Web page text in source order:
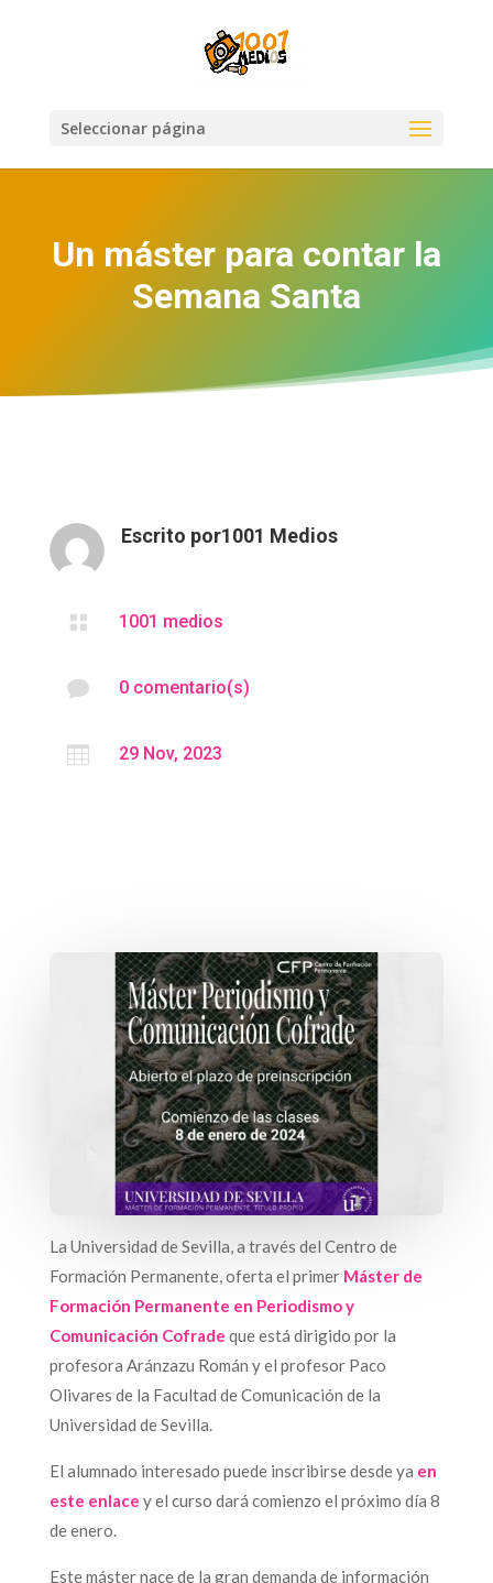
Seleccionar página
Un máster para contar la
Semana Santa
Escrito por1001 Medios
 1001 medios
 0 comentario(s)
 29 Nov, 2023
La Universidad de Sevilla, a través del Centro de
Formación Permanente, oferta el primer Máster de
Formación Permanente en Periodismo y
Comunicación Cofrade que está dirigido por la
profesora Aránzazu Román y el profesor Paco
Olivares de la Facultad de Comunicación de la
Universidad de Sevilla.
El alumnado interesado puede inscribirse desde ya en
este enlace y el curso dará comienzo el próximo día 8
de enero.
Este máster nace de la gran demanda de información